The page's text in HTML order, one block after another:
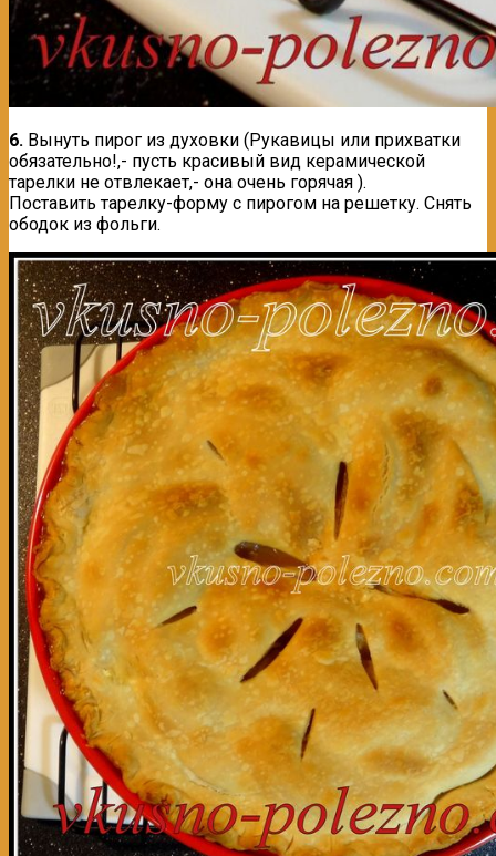
6. Вынуть пирог из духовки (Рукавицы или прихватки
обязательно!,- пусть красивый вид керамической
тарелки не отвлекает,- она очень горячая ).
Поставить тарелку-форму с пирогом на решетку. Снять
ободок из фольги.